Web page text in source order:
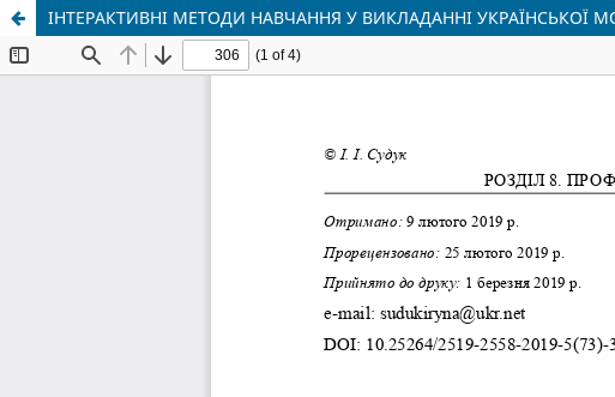
ІНТЕРАКТИВНІ МЕТОДИ НАВЧАННЯ У ВИКЛАДАННІ